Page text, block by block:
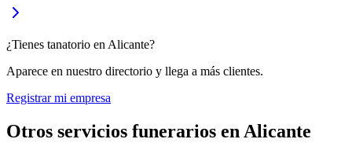
¿Tienes tanatorio en Alicante?
Aparece en nuestro directorio y llega a más clientes.
Registrar mi empresa
Otros servicios funerarios enAlicante